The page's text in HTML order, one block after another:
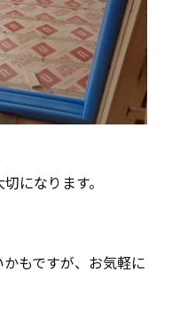
になります。
もですが、お気軽に